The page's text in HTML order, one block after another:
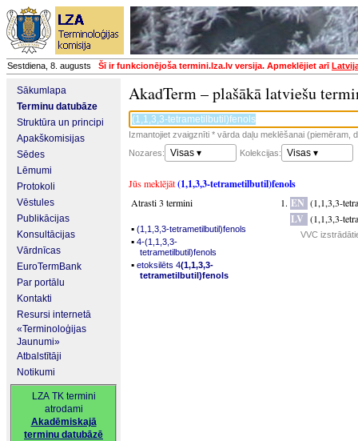
Sestdiena, 8. augusts Šī ir funkcionējoša termini.lza.lv versija. Apmeklējiet arī
Sākumlapa
Terminu datubāze
Struktūra un principi
Apakškomisijas
Sēdes
Lēmumi
Protokoli
Vēstules
Publikācijas
Konsultācijas
Vārdnīcas
EuroTermBank
Par portālu
Kontakti
Resursi internetā
«Terminoloģijas
Jaunumi»
Atbalstītāji
Notikumi
LZA TK termini
atrodami
Akadēmiskajā
terminu datubāzē
AkadTerm – plašākā latviešu
Izmantojiet zvaigznīti * vārda daļu meklēšanai (piemēram,
Nozares:
Visas ▾ Kolekcijas: Visas ▾
Jūs meklējāt(1,1,3,3-tetrametilbutil)fenols
Atrasti 3 termini
▪ (1,1,3,3-tetrametilbutil)fenols
▪ 4-(1,1,3,3-
tetrametilbutil)fenols
▪ etoksilēts 4(1,1,3,3-
tetrametilbutil)fenols
EN (1,1,3,3-
LV (1,1,3,3-
VVC